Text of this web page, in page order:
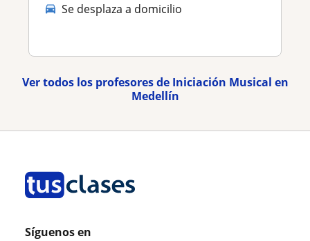
Se desplaza a domicilio
Ver todos los profesores de Iniciación Musical en
Medellín
Síguenos en